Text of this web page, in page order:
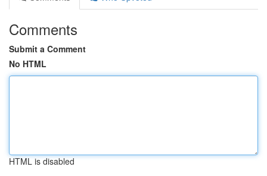
Comments
Submit a Comment
No HTML
HTML is disabled